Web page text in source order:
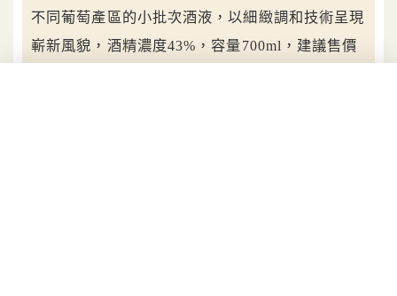
不同葡萄產區的小批次酒液，以細緻調和技術呈現
嶄新風貌，酒精濃度43%，容量700ml，建議售價